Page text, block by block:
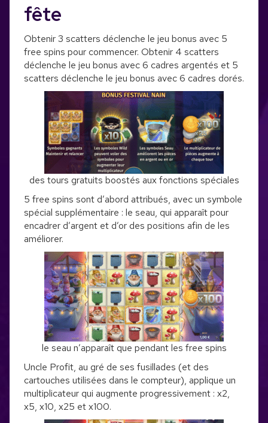
fête
Obtenir 3 scatters déclenche le jeu bonus avec 5
free spins pour commencer. Obtenir 4 scatters
déclenche le jeu bonus avec 6 cadres argentés et 5
scatters déclenche le jeu bonus avec 6 cadres dorés.
des tours gratuits boostés aux fonctions spéciales
5 free spins sont d’abord attribués, avec un symbole
spécial supplémentaire : le seau, qui apparaît pour
encadrer d’argent et d’or des positions afin de les
améliorer.
le seau n’apparaît que pendant les free spins
Uncle Profit, au gré de ses fusillades (et des
cartouches utilisées dans le compteur), applique un
multiplicateur qui augmente progressivement : x2,
x5, x10, x25 et x100.